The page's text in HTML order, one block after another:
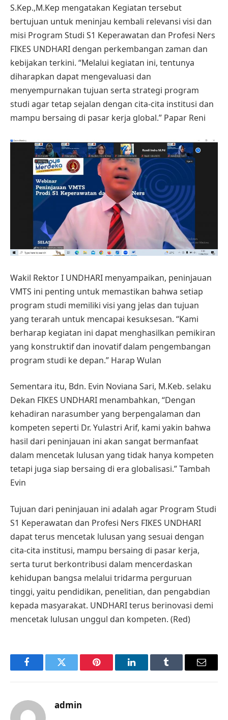
S.Kep.,M.Kep mengatakan Kegiatan tersebut
bertujuan untuk meninjau kembali relevansi visi dan
misi Program Studi S1 Keperawatan dan Profesi Ners
FIKES UNDHARI dengan perkembangan zaman dan
kebijakan terkini. “Melalui kegiatan ini, tentunya
diharapkan dapat mengevaluasi dan
menyempurnakan tujuan serta strategi program
studi agar tetap sejalan dengan cita-cita institusi dan
mampu bersaing di pasar kerja global.” Papar Reni
Wakil Rektor I UNDHARI menyampaikan, peninjauan
VMTS ini penting untuk memastikan bahwa setiap
program studi memiliki visi yang jelas dan tujuan
yang terarah untuk mencapai kesuksesan. “Kami
berharap kegiatan ini dapat menghasilkan pemikiran
yang konstruktif dan inovatif dalam pengembangan
program studi ke depan.” Harap Wulan
Sementara itu, Bdn. Evin Noviana Sari, M.Keb. selaku
Dekan FIKES UNDHARI menambahkan, “Dengan
kehadiran narasumber yang berpengalaman dan
kompeten seperti Dr. Yulastri Arif, kami yakin bahwa
hasil dari peninjauan ini akan sangat bermanfaat
dalam mencetak lulusan yang tidak hanya kompeten
tetapi juga siap bersaing di era globalisasi.” Tambah
Evin
Tujuan dari peninjauan ini adalah agar Program Studi
S1 Keperawatan dan Profesi Ners FIKES UNDHARI
dapat terus mencetak lulusan yang sesuai dengan
cita-cita institusi, mampu bersaing di pasar kerja,
serta turut berkontribusi dalam mencerdaskan
kehidupan bangsa melalui tridarma perguruan
tinggi, yaitu pendidikan, penelitian, dan pengabdian
kepada masyarakat. UNDHARI terus berinovasi demi
mencetak lulusan unggul dan kompeten. (Red)
FacebookTwitter Pinterest LinkedInTumblr Email
admin